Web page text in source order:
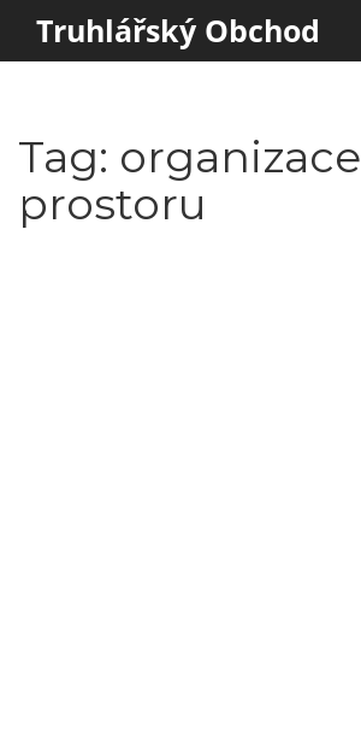
Truhlářský Obchod
Tag: organizace
prostoru